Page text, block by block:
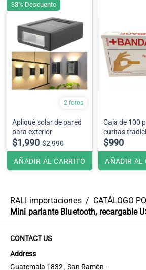
2 fotos
Apliqué solar de pared
para exterior
$1,990 $2,990
AÑADIR AL CARRITO
33% Descuento
Caja de 100
curitas
$990
AÑADIR AL
RALI importaciones / CATÁLOGO
Mini parlante Bluetooth, recargable
CONTACT US
Address
Guatemala 1832 , San Ramón -